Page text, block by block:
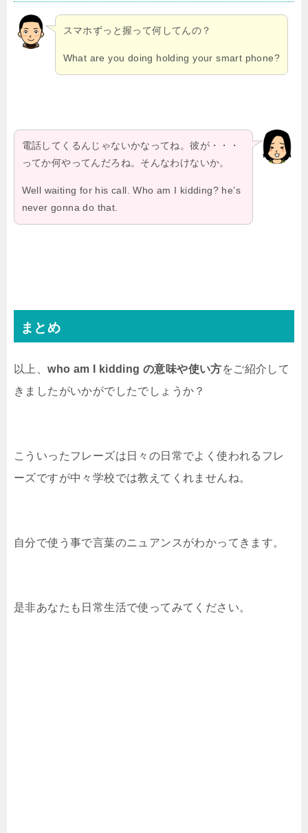
スマホずっと握って何してんの？
What are you doing holding your smart phone?
電話してくるんじゃないかなってね。彼が・・・
ってか何やってんだろね。そんなわけないか。
Well waiting for his call. Who am I kidding? he’s
never gonna do that.
まとめ
以上、who am I kidding の意味や使い方をご紹介して
きましたがいかがでしたでしょうか？
こういったフレーズは日々の日常でよく使われるフレ
ーズですが中々学校では教えてくれませんね。
自分で使う事で言葉のニュアンスがわかってきます。
是非あなたも日常生活で使ってみてください。